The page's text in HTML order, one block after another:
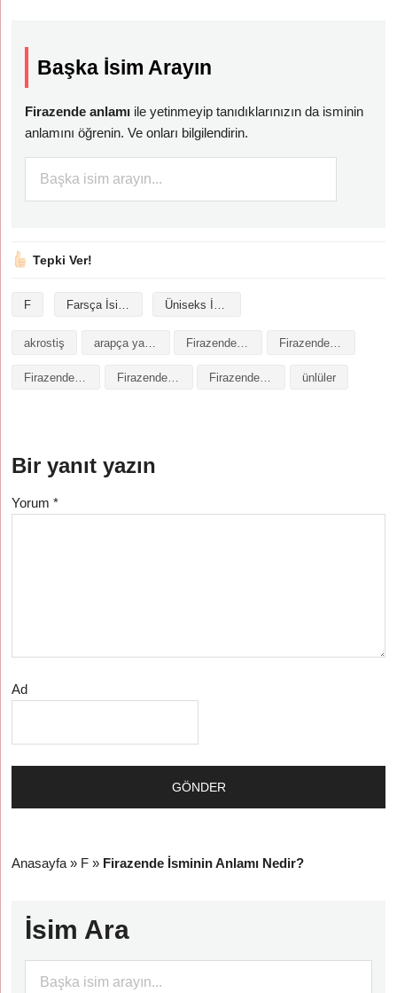
Başka İsim Arayın
Firazende anlamı ile yetinmeyip tanıdıklarınızın da isminin
anlamını öğrenin. Ve onları bilgilendirin.
Tepki Ver!
F Farsça İsimler Üniseks İsimler
akrostiş arapça yazılışı Firazende isminin anlamı
Firazende isminin baş harfleriyle şiir Firazende isminin kökeni Firazende isminin numerolojisi ünlüler
Bir yanıt yazın
Yorum*
Ad
Anasayfa » F » Firazende İsminin Anlamı Nedir?
İsim Ara